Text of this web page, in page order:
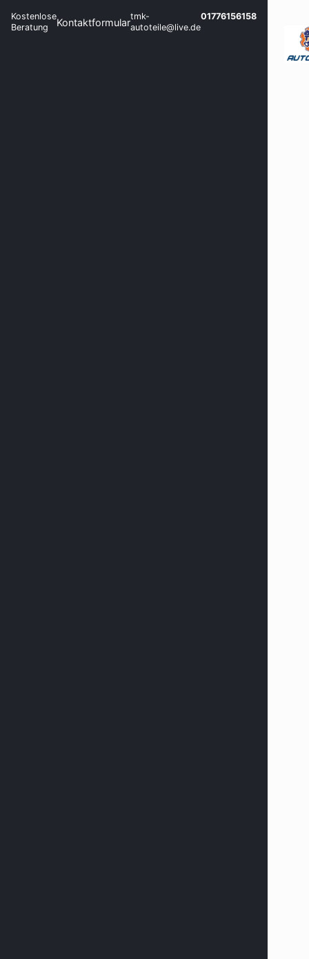
Kostenlose
Beratung
Kontaktformulartmk-
autoteile@live.de
01776156158